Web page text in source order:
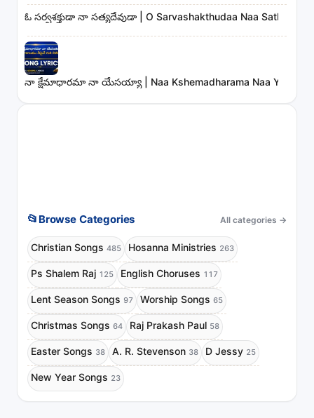
ఓ సర్వశక్తుడా నా సత్యదేవుడా | O Sarvashakthudaa Naa
నా క్షేమాధారమా నా యేసయ్యా | Naa Kshemadharama Naa Yesayya
📂 Browse Categories All categories →
Christian Songs 485 Hosanna Ministries 263
Ps Shalem Raj 125 English Choruses 117
Lent Season Songs 97 Worship Songs 65
Christmas Songs 64 Raj Prakash Paul 58
Easter Songs 38 A. R. Stevenson 38 D Jessy 25
New Year Songs 23